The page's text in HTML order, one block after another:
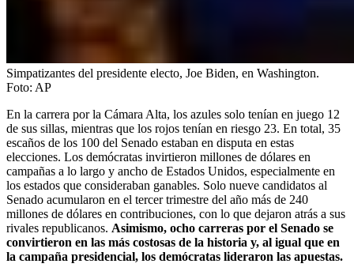
Simpatizantes del presidente electo, Joe Biden, en Washington.
Foto: AP
En la carrera por la Cámara Alta, los azules solo tenían en juego 12
de sus sillas, mientras que los rojos tenían en riesgo 23. En total, 35
escaños de los 100 del Senado estaban en disputa en estas
elecciones. Los demócratas invirtieron millones de dólares en
campañas a lo largo y ancho de Estados Unidos, especialmente en
los estados que consideraban ganables. Solo nueve candidatos al
Senado acumularon en el tercer trimestre del año más de 240
millones de dólares en contribuciones, con lo que dejaron atrás a sus
rivales republicanos. Asimismo, ocho carreras por el Senado se
convirtieron en las más costosas de la historia y, al igual que en
la campaña presidencial, los demócratas lideraron las apuestas.